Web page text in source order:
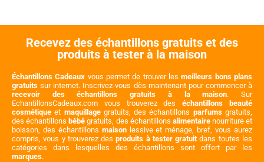
Recevez des échantillons gratuits et des
produits à tester à la maison
Échantillons Cadeaux vous permet de trouver lesmeilleurs bons plans
gratuits sur internet. Inscrivez-vous dès maintenant pour commencer à
recevoir des échantillons gratuits à la maison. Sur
EchantillonsCadeaux.com vous trouverez deséchantillons beauté
cosmétique et maquillagegratuits, des échantillons parfumsgratuits,
des échantillons bébé gratuits, des échantillons alimentairenourriture et
boisson, des échantillons maisonlessive et ménage, bref, vous aurez
compris, vous y trouverez desproduits à tester gratuitdans toutes les
catégories dans lesquelles des échantillons sont offert par les
marques.